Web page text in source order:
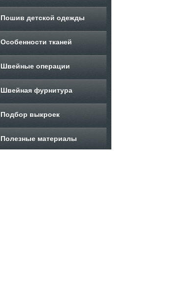
Пошив детской одежды
Особенности тканей
Швейные операции
Швейная фурнитура
Подбор выкроек
Полезные материалы